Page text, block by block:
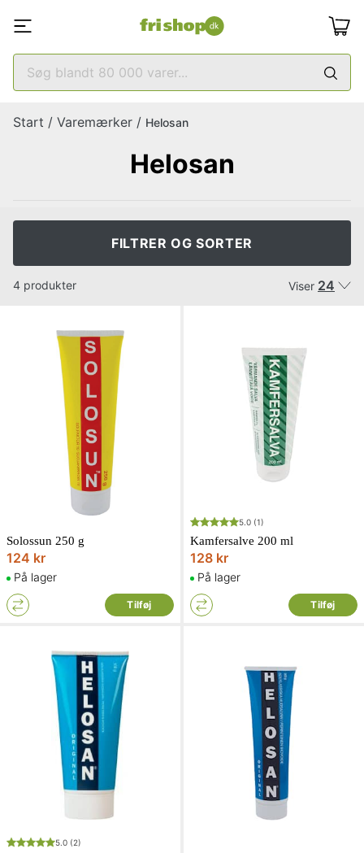
Start / Varemærker / Helosan
Helosan
FILTRER OG SORTER
4 produkter Viser 24
Solossun 250 g
124 kr
På lager
Tilføj
5.0 (1)
Kamfersalve 200 ml
128 kr
På lager
Tilføj
5.0 (2)